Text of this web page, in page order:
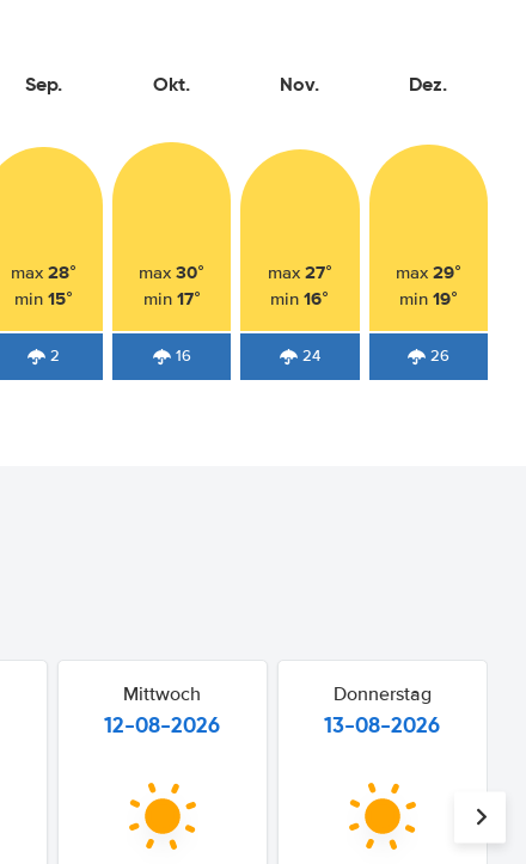
Sep.
max 28°
min 15°
2
Okt.
max30°
min 17°
16
Nov.
max 27°
min16°
24
Dez.
max 29°
min 19°
26
Mittwoch
12-08-2026
Donnerstag
13-08-2026